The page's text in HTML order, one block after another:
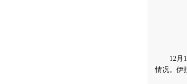
12月15
情况。伊